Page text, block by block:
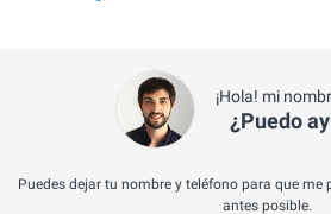
¡Hola! mi
¿Puedo
Puedes dejar tu nombre y teléfono para que
antes posible.